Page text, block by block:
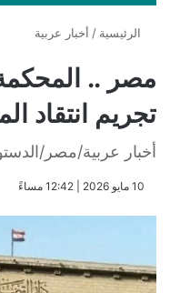
الرئيسية / أخبار عربية
مصر ..
تجريم انتقاد
أخبار عربية/مصر/
​10 مايو 2026 | 12:42 مساءً